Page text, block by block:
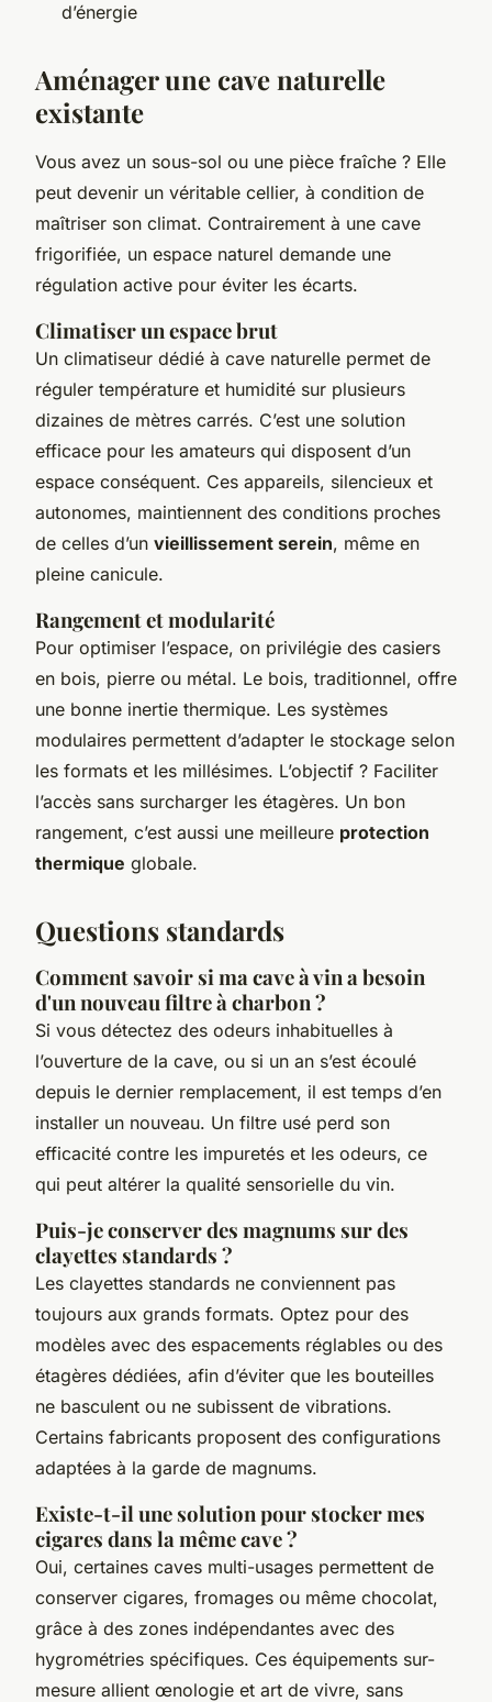
d’énergie
Aménager une cave naturelle
existante
Vous avez un sous-sol ou une pièce fraîche ? Elle
peut devenir un véritable cellier, à condition de
maîtriser son climat. Contrairement à une cave
frigorifiée, un espace naturel demande une
régulation active pour éviter les écarts.
Climatiser un espace brut
Un climatiseur dédié à cave naturelle permet de
réguler température et humidité sur plusieurs
dizaines de mètres carrés. C’est une solution
efficace pour les amateurs qui disposent d’un
espace conséquent. Ces appareils, silencieux et
autonomes, maintiennent des conditions proches
de celles d’un vieillissement serein, même en
pleine canicule.
Rangement et modularité
Pour optimiser l’espace, on privilégie des casiers
en bois, pierre ou métal. Le bois, traditionnel, offre
une bonne inertie thermique. Les systèmes
modulaires permettent d’adapter le stockage selon
les formats et les millésimes. L’objectif ? Faciliter
l’accès sans surcharger les étagères. Un bon
rangement, c’est aussi une meilleure protection
thermique globale.
Questions standards
Comment savoir si ma cave à vin a besoin
d'un nouveau filtre à charbon ?
Si vous détectez des odeurs inhabituelles à
l’ouverture de la cave, ou si un an s’est écoulé
depuis le dernier remplacement, il est temps d’en
installer un nouveau. Un filtre usé perd son
efficacité contre les impuretés et les odeurs, ce
qui peut altérer la qualité sensorielle du vin.
Puis-je conserver des magnums sur des
clayettes standards ?
Les clayettes standards ne conviennent pas
toujours aux grands formats. Optez pour des
modèles avec des espacements réglables ou des
étagères dédiées, afin d’éviter que les bouteilles
ne basculent ou ne subissent de vibrations.
Certains fabricants proposent des configurations
adaptées à la garde de magnums.
Existe-t-il une solution pour stocker mes
cigares dans la même cave ?
Oui, certaines caves multi-usages permettent de
conserver cigares, fromages ou même chocolat,
grâce à des zones indépendantes avec des
hygrométries spécifiques. Ces équipements sur-
mesure allient œnologie et art de vivre, sans